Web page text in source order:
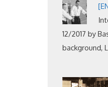
12/2017 by
background,